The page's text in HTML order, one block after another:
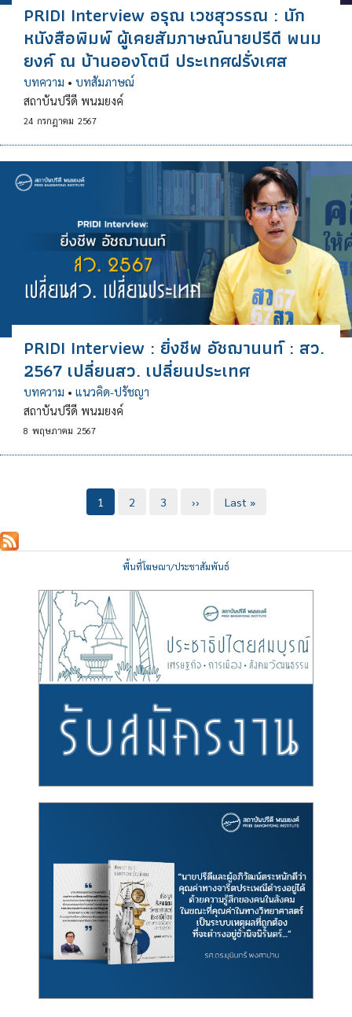
PRIDI Interview อรุณ เวชสุวรรณ : นัก
หนังสือพิมพ์ ผู้เคยสัมภาษณ์นายปรีดี พนม
ยงค์ ณ บ้านอองโตนี ประเทศฝรั่งเศส
บทความ • บทสัมภาษณ์
สถาบันปรีดี พนมยงค์
24 กรกฎาคม 2567
PRIDI Interview : ยิ่งชีพ อัชฌานนท์ : สว.
2567 เปลี่ยนสว. เปลี่ยนประเทศ
บทความ • แนวคิด-ปรัชญา
สถาบันปรีดี พนมยงค์
8 พฤษภาคม 2567
Current
1 Page
2 Page
3
Next
››
Last
Last »
พื้นที่โฆษณา/ประชาสัมพันธ์